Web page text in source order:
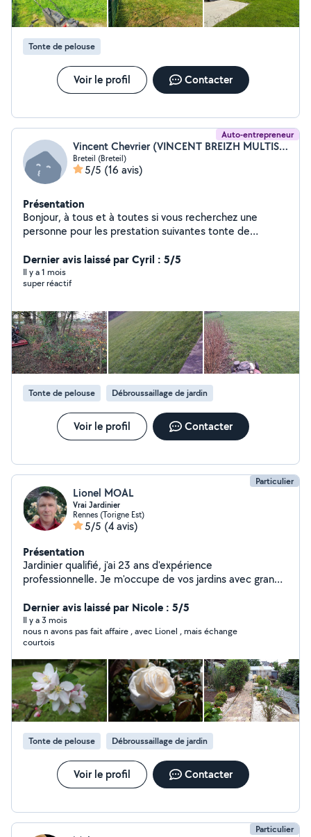
Tonte de pelouse
Voir le profil Contacter
Auto-entrepreneur
Vincent Chevrier (VINCENT BREIZH MULTISERVICES)
Breteil (Breteil)
5/5 (16 avis)
Présentation
Bonjour, à tous et à toutes si vous recherchez une
personne pour les prestation suivantes tonte de
propre d'un terrain avec des ronces ou des herbes
hautes ou autre prestation n'hésitez pas a me contacter
pour avoir un devis. Cordialement. Bonne journée.
Dernier avis laissé par Cyril : 5/5
Il y a 1 mois
super réactif
Tonte de pelouse Débroussaillage de jardin
Voir le profil Contacter
Particulier
Lionel MOAL
Vrai Jardinier
Rennes (Torigne Est)
5/5 (4 avis)
Présentation
Jardinier qualifié, j'ai 23 ans d'expérience
professionnelle. Je m'occupe de vos jardins avec grand
connaissance des végétaux, je conçois le jardin aussi
beau que possible. J'interviens sur l'ensemble de
Rennes Métropole, ainsi que sur la côte, de St Malo à St
Lunaire. Mes interventions se font principalement par
service CESU.
Dernier avis laissé par Nicole : 5/5
Il y a 3 mois
nous n avons pas fait affaire , avec Lionel , mais échange
courtois
Tonte de pelouse Débroussaillage de jardin
Voir le profil Contacter
Particulier